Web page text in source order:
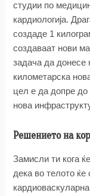
студии по
кардиологија.
создаде 1
создаваат нови
задача да донесе
километарска
цел е да допре до
нова
Решението на
Замисли ти кога
дека во телото ќе